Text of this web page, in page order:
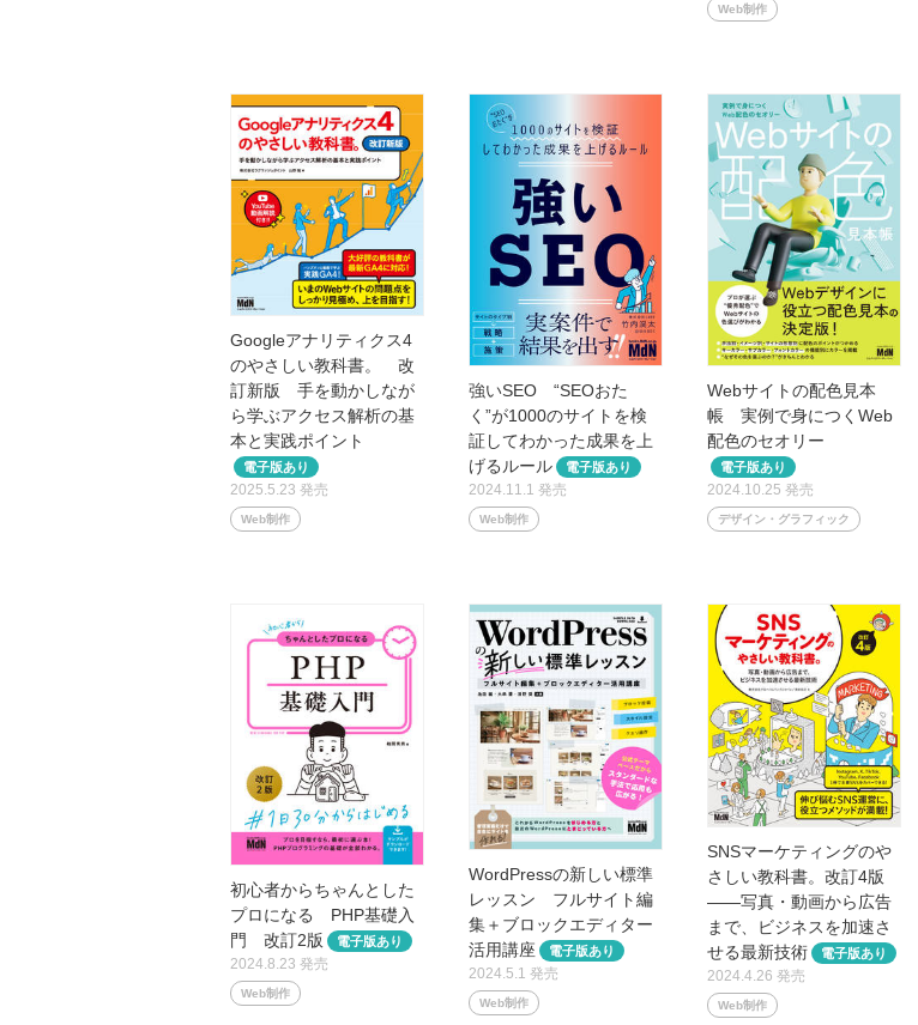
Web制作
Googleアナリティクス4
のやさしい教科書。 改
訂新版 手を動かしなが
ら学ぶアクセス解析の基
本と実践ポイント
2025.5.23 発売
Web制作
強いSEO “SEOおた
く”が1000のサイトを検
証してわかった成果を上
げるルール
2024.11.1 発売
Web制作
Webサイトの配色見本
帳 実例で身につくWeb
配色のセオリー
2024.10.25 発売
デザイン・グラフィック
初心者からちゃんとした
プロになる PHP基礎入
門 改訂2版
2024.8.23 発売
Web制作
WordPressの新しい標準
レッスン フルサイト編
集＋ブロックエディター
活用講座
2024.5.1 発売
Web制作
SNSマーケティングのや
さしい教科書。改訂4版
——写真・動画から広告
まで、ビジネスを加速さ
せる最新技術
2024.4.26 発売
Web制作